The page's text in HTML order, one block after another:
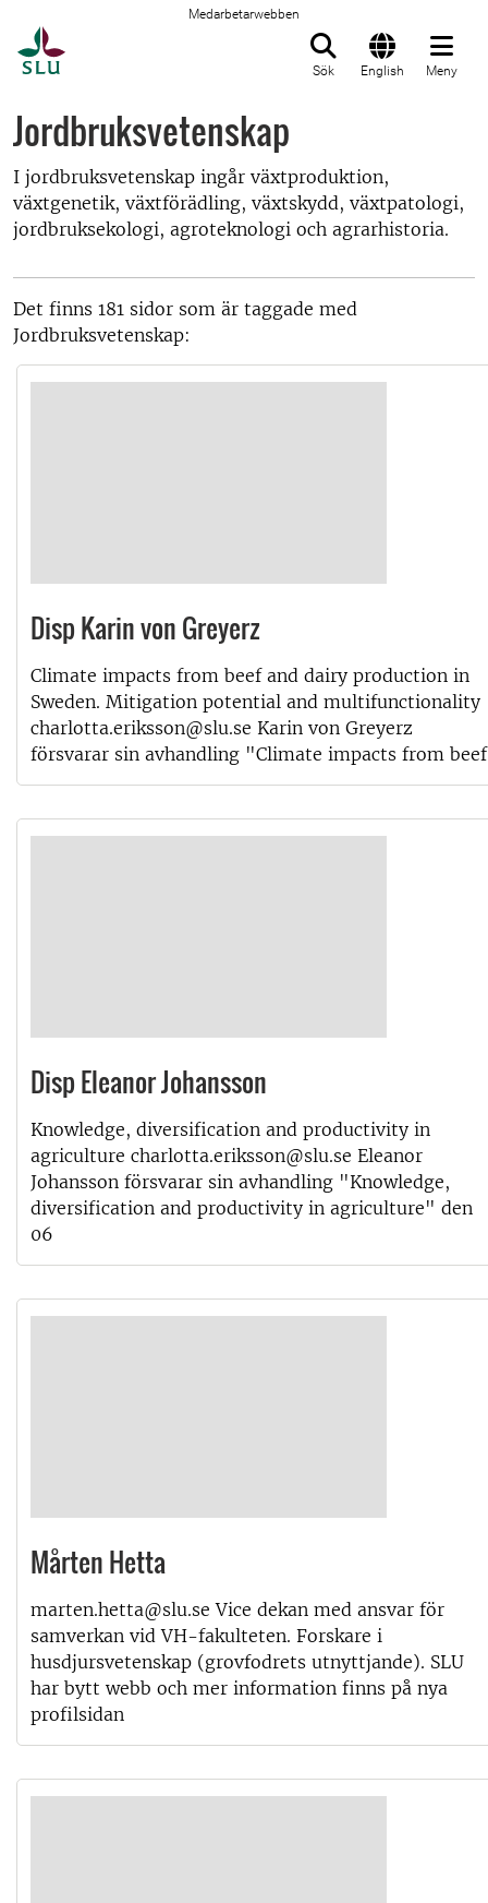
Medarbetarwebben
Sök English Meny
Jordbruksvetenskap
I jordbruksvetenskap ingår växtproduktion,
växtgenetik, växtförädling, växtskydd, växtpatologi,
jordbruksekologi, agroteknologi och agrarhistoria.
Det finns 181 sidor som är taggade med
Jordbruksvetenskap:
Disp Karin von Greyerz
Climate impacts from beef and dairy production in
Sweden. Mitigation potential and multifunctionality
charlotta.eriksson@slu.se Karin von Greyerz
försvarar sin avhandling "Climate impacts from beef
Disp Eleanor Johansson
Knowledge, diversification and productivity in
agriculture charlotta.eriksson@slu.se Eleanor
Johansson försvarar sin avhandling "Knowledge,
diversification and productivity in agriculture" den
06
Mårten Hetta
marten.hetta@slu.se Vice dekan med ansvar för
samverkan vid VH-fakulteten. Forskare i
husdjursvetenskap (grovfodrets utnyttjande). SLU
har bytt webb och mer information finns på nya
profilsidan